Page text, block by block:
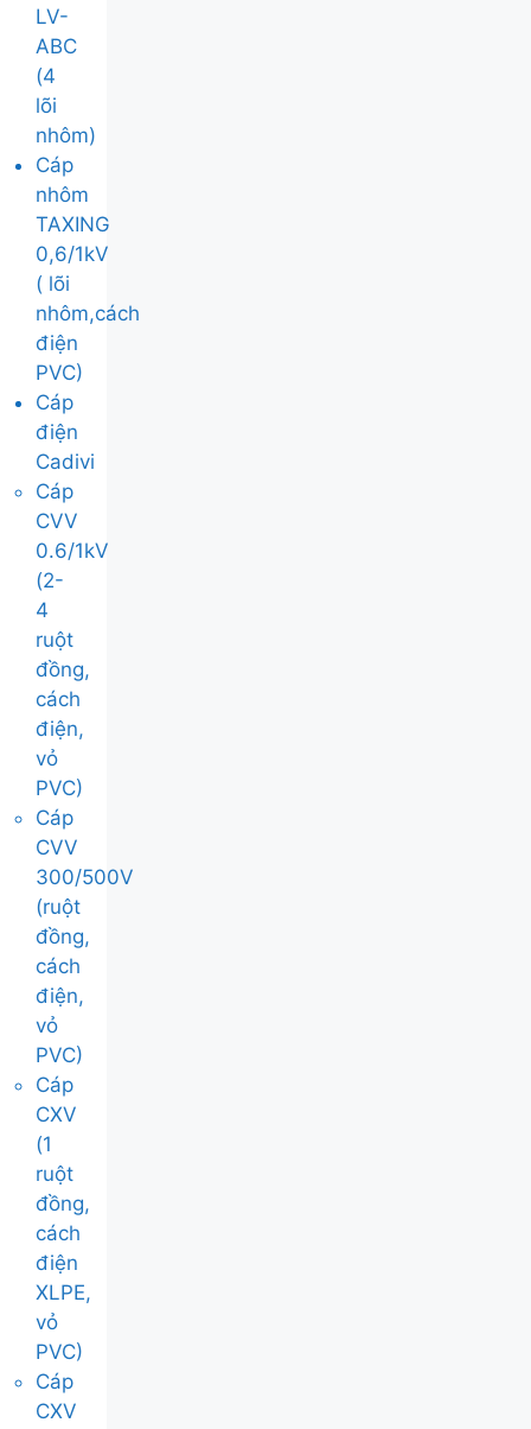
LV-
ABC
(4
lõi
nhôm)
Cáp
nhôm
TAXING
0,6/1kV
( lõi
nhôm,cách
điện
PVC)
Cáp
điện
Cadivi
Cáp
CVV
0.6/1kV
(2-
4
ruột
đồng,
cách
điện,
vỏ
PVC)
Cáp
CVV
300/500V
(ruột
đồng,
cách
điện,
vỏ
PVC)
Cáp
CXV
(1
ruột
đồng,
cách
điện
XLPE,
vỏ
PVC)
Cáp
CXV